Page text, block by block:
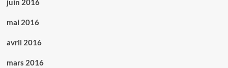
juin 2016
mai 2016
avril 2016
mars 2016